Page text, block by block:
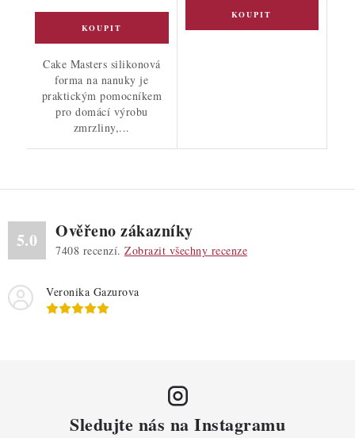
Cake Masters silikonová
forma na nanuky je
praktickým pomocníkem
pro domácí výrobu
zmrzliny,...
5.0 Ověřeno zákazníky
7408 recenzí. Zobrazit všechny recenze
Veronika Gazurova
Sledujte nás na Instagramu